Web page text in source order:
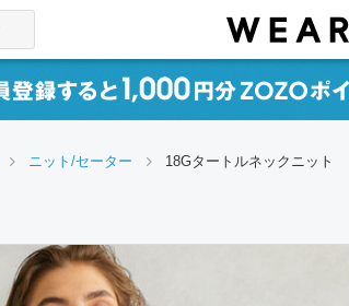
ニット/セーター 18Gタートルネックニット